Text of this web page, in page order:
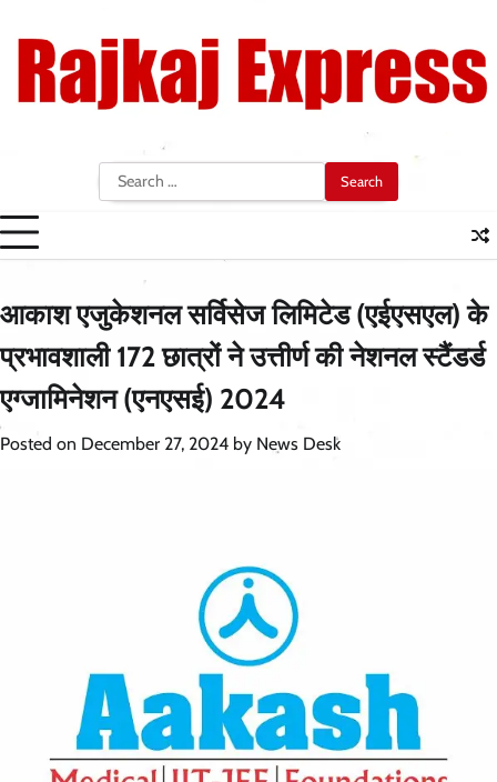
content
Search
for:
आकाश एजुकेशनल सर्विसेज लिमिटेड (एईएसएल) के
प्रभावशाली 172 छात्रों ने उत्तीर्ण की नेशनल स्टैंडर्ड
एग्जामिनेशन (एनएसई) 2024
Posted on December 27, 2024 by News Desk